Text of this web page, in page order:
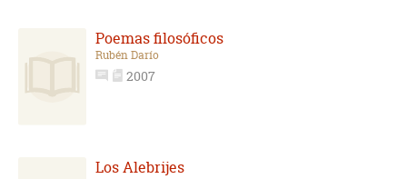
Poemas filosóficos
Rubén Darío
2007
Los Alebrijes